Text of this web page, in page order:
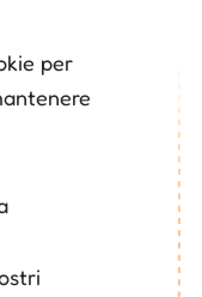
per